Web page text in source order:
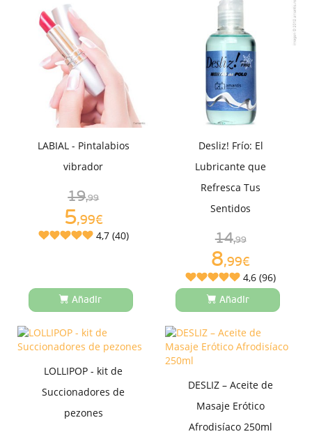
LABIAL - Pintalabios
vibrador
19,99
5,99€
4,7 (40)
Añadir
Desliz! Frío: El
Lubricante que
Refresca Tus
Sentidos
14,99
8,99€
4,6 (96)
Añadir
LOLLIPOP - kit de
Succionadores de
pezones
DESLIZ – Aceite de
Masaje Erótico
Afrodisíaco 250ml